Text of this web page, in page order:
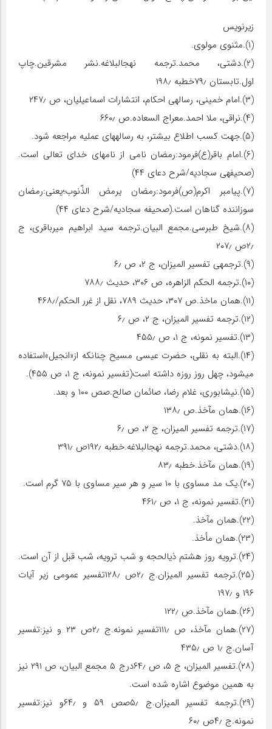
زیرنویس
(۱).مثنوی مولوی.
(۲).دشتی، محمد.ترجمه نهج‏البلاغه.نشر مشرقین.چاپ
اول.تابستان ۷۹٫خطبه ۱۹۸٫
(۳).امام خمینی، رساله‏ی احکام، انتشارات اسماعیلیان، ص ۲۴۷٫
(۴).نراقی، ملا احمد.معراج السعاده.ص ۶۶۰٫
(۵).جهت کسب اطلاع بیش‏تر، به رساله‏های عملیه مراجعه شود.
(۶).امام باقر(ع)فرمود:رمضان نامی از نام‏های خدای تعالی است.
(صحیفه‏ی سجادیه/شرح دعای ۴۴)
(۷).پیامبر اکرم(ص)فرمود:رمضان یرمض الذّنوب؛یعنی:رمضان
سوزاننده گناهان است.(صحیفه سجادیه/شرح دعای ۴۴)
(۸).شیخ طبرسی.مجمع البیان.ترجمه سید ابراهیم میرباقری، ج
۲٫ص ۲۰۷٫
(۹).ترجمه‏ی تفسیر المیزان، ج ۲، ص ۶٫
(۱۰).ترجمه الحکم الزاهره، ص ۳۰۶، حدیث ۷۸۸٫
(۱۱).همان ماخذ.ص ۳۰۷، حدیث ۷۸۹، نقل از غرر الحکم/۴۶۸٫
(۱۲).ترجمه تفسیر المیزان، ج ۲، ص ۶٫
(۱۳).تفسیر نمونه، ج ۱، ص ۴۵۵٫
(۱۴).البته به نقلی، حضرت عیسی مسیح چنان‏که از«انجیل»استفاده
می‏شود، چهل روز روزه داشته است(تفسیر نمونه، ج ۱، ص ۴۵۵).
(۱۵).نیشابوری، غلام رضا، صائمان صالح.صص ۱۰۰ و بعد.
(۱۶).همان مآخذ.ص ۱۳۸٫
(۱۷).ترجمه تفسیر المیزان، ج ۲، ص ۶٫
(۱۸).دشتی، محمد.ترجمه نهج‏البلاغه.خطبه ۱۹۲٫ص ۳۹۱٫
(۱۹).همان مآخذ.خطبه ۸۳٫
(۲۰).یک مد مساوی با ۱۰ سیر و هر سیر مساوی با ۷۵ گرم است.
(۲۱).تفسیر نمونه، ج ۱، ص ۴۶۱٫
(۲۲).همان مآخذ.
(۲۳).همان مأخذ.
(۲۴).ترویه روز هشتم ذی‏الحجه و شب ترویه، شب قبل از آن است.
(۲۵).ترجمه تفسیر المیزان.ج ۲٫ص ۱۲۸٫تفسیر عمومی زیر آیات
۱۹۶ و ۱۹۷٫
(۲۶).همان مآخذ.ص ۱۲۲٫
(۲۷).همان مآخذ، ص ۱۱۱٫تفسیر نمونه.ج ۲٫ص ۲۳ و نیز:تفسیر
آسان.ج ۱٫ ص ۴۳۵٫
(۲۸).تفسیر المیزان، ج ۵، ص ۶۴٫درج ۵ مجمع البیان، ص ۲۹۱ نیز
به همین موضوع اشاره شده است.
(۲۹).ترجمه تفسیر المیزان.ج ۵٫صص ۵۹ و ۶۴٫و نیز:تفسیر
نمونه.ج ۴٫ص ۶۰٫